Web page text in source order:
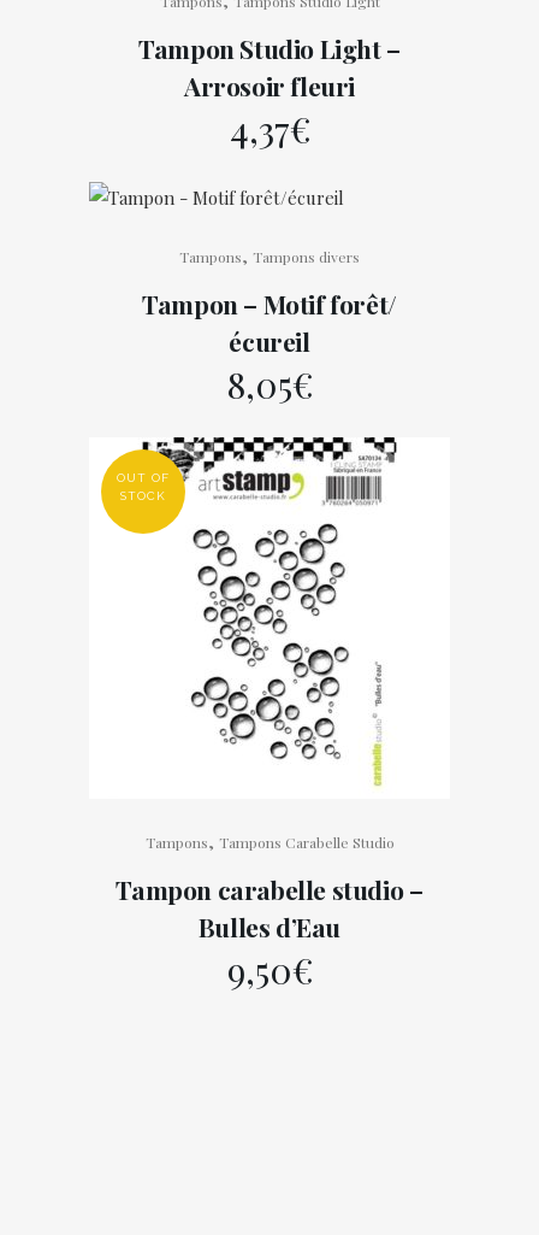
Tampon Studio Light –
Arrosoir fleuri
4,37€
Tampons, Tampons divers
Tampon – Motif forêt/
écureil
8,05€
OUT OF
STOCK
Tampons, Tampons Carabelle Studio
Tampon carabelle studio –
Bulles d’Eau
9,50€